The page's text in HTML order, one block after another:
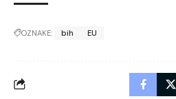
OZNAKE: bih EU